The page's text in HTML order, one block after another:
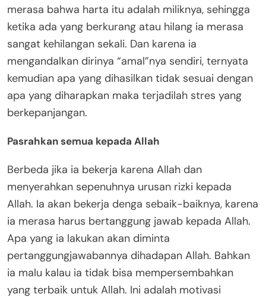
merasa bahwa harta itu adalah miliknya, sehingga
ketika ada yang berkurang atau hilang ia merasa
sangat kehilangan sekali. Dan karena ia
mengandalkan dirinya “amal”nya sendiri, ternyata
kemudian apa yang dihasilkan tidak sesuai dengan
apa yang diharapkan maka terjadilah stres yang
berkepanjangan.
Pasrahkan semua kepada Allah
Berbeda jika ia bekerja karena Allah dan
menyerahkan sepenuhnya urusan rizki kepada
Allah. Ia akan bekerja denga sebaik-baiknya, karena
ia merasa harus bertanggung jawab kepada Allah.
Apa yang ia lakukan akan diminta
pertanggungjawabannya dihadapan Allah. Bahkan
ia malu kalau ia tidak bisa mempersembahkan
yang terbaik untuk Allah. Ini adalah motivasi